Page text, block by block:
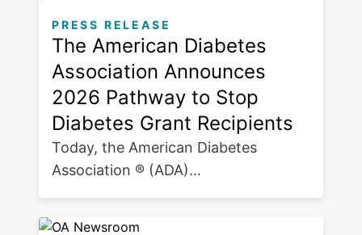
PRESS RELEASE
The American Diabetes
Association Announces
2026 Pathway to Stop
Diabetes Grant Recipients
Today, the American Diabetes
Association ® (ADA)…